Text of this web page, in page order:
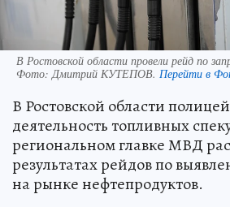
В Ростовской области провели рейд по
Фото: Дмитрий КУТЕПОВ. Перейти в
В Ростовской области
деятельность топливных
региональном главке МВД
результатах рейдов по
на рынке нефтепродуктов.